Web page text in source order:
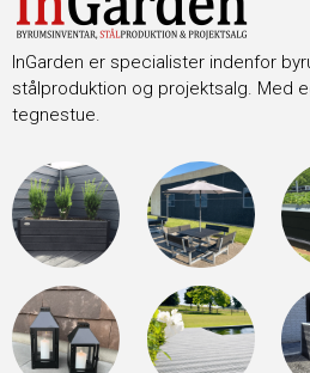
InGarden er specialister indenfor
stålproduktion og projektsalg. Med
tegnestue.